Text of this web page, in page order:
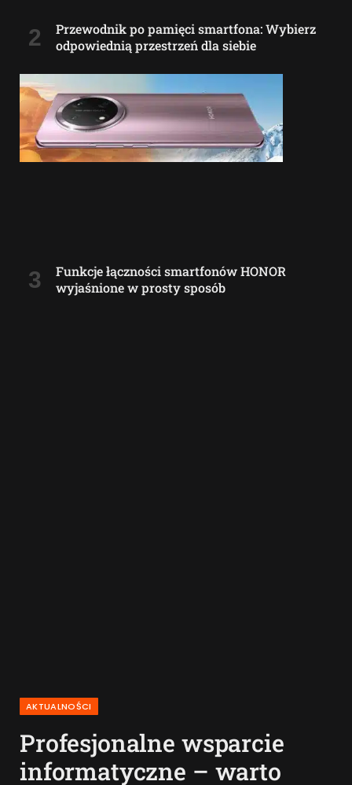
Przewodnik po pamięci smartfona: Wybierz
odpowiednią przestrzeń dla siebie
Funkcje łączności smartfonów HONOR
wyjaśnione w prosty sposób
AKTUALNOŚCI
Profesjonalne wsparcie
informatyczne – warto